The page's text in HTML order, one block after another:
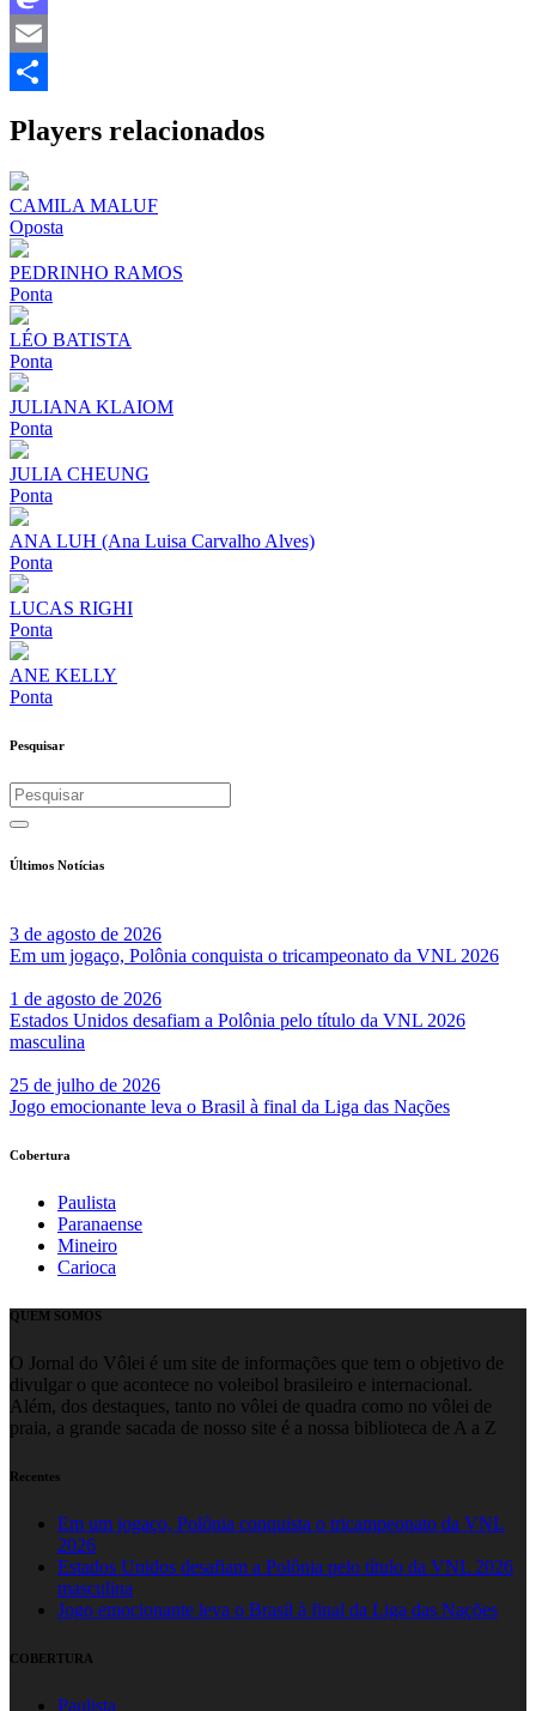
Mastodon
Email
Players relacionados
CAMILA MALUF
Oposta
PEDRINHO RAMOS
Ponta
LÉO BATISTA
Ponta
JULIANA KLAIOM
Ponta
JULIA CHEUNG
Ponta
ANA LUH (Ana Luisa Carvalho Alves)
Ponta
LUCAS RIGHI
Ponta
ANE KELLY
Ponta
Pesquisar
Últimos Notícias
3 de agosto de 2026
Em um jogaço, Polônia conquista o tricampeonato da VNL 2026
1 de agosto de 2026
Estados Unidos desafiam a Polônia pelo título da VNL 2026
masculina
25 de julho de 2026
Jogo emocionante leva o Brasil à final da Liga das Nações
Cobertura
Paulista
Paranaense
Mineiro
Carioca
QUEM SOMOS
O Jornal do Vôlei é um site de informações que tem o objetivo de
divulgar o que acontece no voleibol brasileiro e internacional.
Além, dos destaques, tanto no vôlei de quadra como no vôlei de
praia, a grande sacada de nosso site é a nossa biblioteca de A a Z
Recentes
Em um jogaço, Polônia conquista o tricampeonato da VNL
2026
Estados Unidos desafiam a Polônia pelo título da VNL 2026
masculina
Jogo emocionante leva o Brasil à final da Liga das Nações
COBERTURA
Paulista